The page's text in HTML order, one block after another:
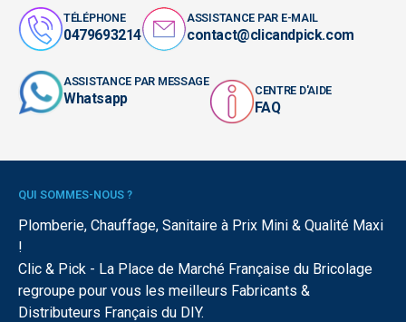
TÉLÉPHONE
0479693214
ASSISTANCE PAR E-MAIL
contact@clicandpick.com
ASSISTANCE PAR MESSAGE
Whatsapp CENTRE D'AIDE
FAQ
QUI SOMMES-NOUS ?
Plomberie, Chauffage, Sanitaire à Prix Mini & Qualité Maxi
!
Clic & Pick - La Place de Marché Française du Bricolage
regroupe pour vous les meilleurs Fabricants &
Distributeurs Français du DIY.